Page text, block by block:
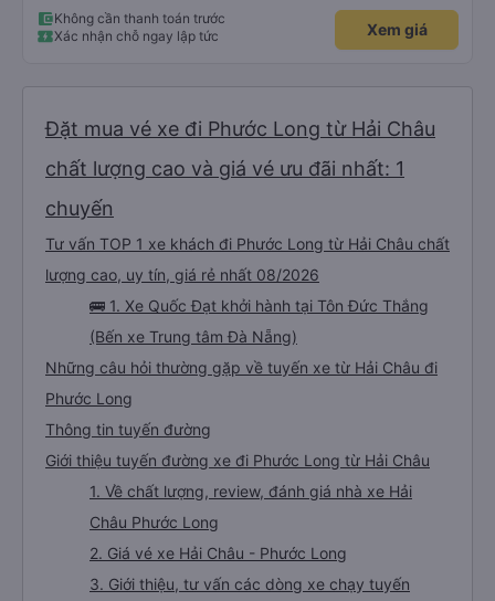
Không cần thanh toán trước
Xác nhận chỗ ngay lập tức
Xem giá
Đặt mua vé xe đi Phước Long từ Hải Châu
chất lượng cao và giá vé ưu đãi nhất: 1
chuyến
Tư vấn TOP 1 xe khách đi Phước Long từ Hải Châu chất
lượng cao, uy tín, giá rẻ nhất 08/2026
🚌 1. Xe Quốc Đạt khởi hành tại Tôn Đức Thắng
(Bến xe Trung tâm Đà Nẵng)
Những câu hỏi thường gặp về tuyến xe từ Hải Châu đi
Phước Long
Thông tin tuyến đường
Giới thiệu tuyến đường xe đi Phước Long từ Hải Châu
1. Về chất lượng, review, đánh giá nhà xe Hải
Châu Phước Long
2. Giá vé xe Hải Châu - Phước Long
3. Giới thiệu, tư vấn các dòng xe chạy tuyến